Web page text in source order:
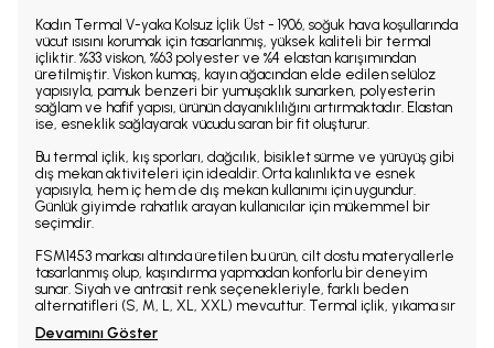
Kadın Termal V-yaka Kolsuz İçlik Üst - 1906, soğuk hava koşullarında
vücut ısısını korumak için tasarlanmış, yüksek kaliteli bir termal
içliktir. %33 viskon, %63 polyester ve %4 elastan karışımından
üretilmiştir. Viskon kumaş, kayın ağacından elde edilen selüloz
yapısıyla, pamuk benzeri bir yumuşaklık sunarken, polyesterin
sağlam ve hafif yapısı, ürünün dayanıklılığını artırmaktadır. Elastan
ise, esneklik sağlayarak vücudu saran bir fit oluşturur.
Bu termal içlik, kış sporları, dağcılık, bisiklet sürme ve yürüyüş gibi
dış mekan aktiviteleri için idealdir. Orta kalınlıkta ve esnek
yapısıyla, hem iç hem de dış mekan kullanımı için uygundur.
Günlük giyimde rahatlık arayan kullanıcılar için mükemmel bir
seçimdir.
FSM1453 markası altında üretilen bu ürün, cilt dostu materyallerle
tasarlanmış olup, kaşındırma yapmadan konforlu bir deneyim
sunar. Siyah ve antrasit renk seçenekleriyle, farklı beden
alternatifleri (S, M, L, XL, XXL) mevcuttur. Termal içlik, yıkama sır
Devamını Göster